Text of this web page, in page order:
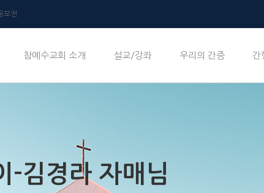
모전
참예수교회 소개 설교/강좌 우리의 간증 간
-김경라 자매님